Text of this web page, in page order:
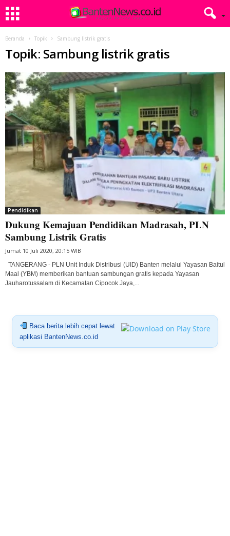
Beranda Topik Sambung listrik gratis
Topik: Sambung listrik gratis
Pendidikan
Dukung Kemajuan Pendidikan Madrasah, PLN
Sambung Listrik Gratis
Jumat 10 Juli 2020, 20:15 WIB
TANGERANG - PLN Unit Induk Distribusi (UID) Banten melalui Yayasan Baitul
Maal (YBM) memberikan bantuan sambungan gratis kepada Yayasan
Jauharotussalam di Kecamatan Cipocok Jaya,...
Baca berita lebih cepat lewat
aplikasi BantenNews.co.id